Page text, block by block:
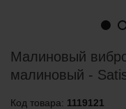
Малиновый
малиновый -
Код товара: 1119121